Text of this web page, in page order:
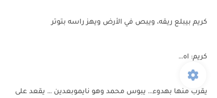
كريم بيبلع ريقه، ويبص في الأرض ويهز راسه بتوتر
كريم: اه…
يقرب منها بهدوء… يبوس محمد وهو نايموبعدين … يقعد على